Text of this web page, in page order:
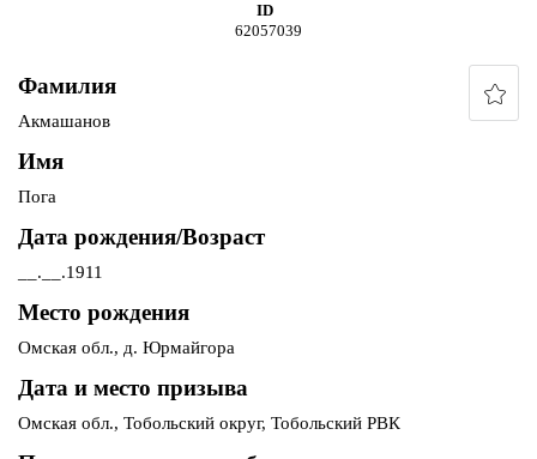
ID
62057039
Фамилия
Акмашанов
Имя
Пога
Дата рождения/Возраст
__.__.1911
Место рождения
Омская обл., д. Юрмайгора
Дата и место призыва
Омская обл., Тобольский округ, Тобольский РВК